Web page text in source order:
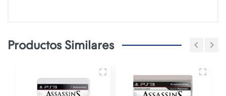
Productos Similares